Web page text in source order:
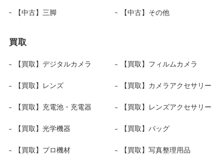
【中古】三脚 【中古】その他
買取
【買取】デジタルカメラ 【買取】フィルムカメラ
【買取】レンズ 【買取】カメラアクセサリー
【買取】充電池・充電器 【買取】レンズアクセサリー
【買取】光学機器 【買取】バッグ
【買取】プロ機材 【買取】写真整理用品